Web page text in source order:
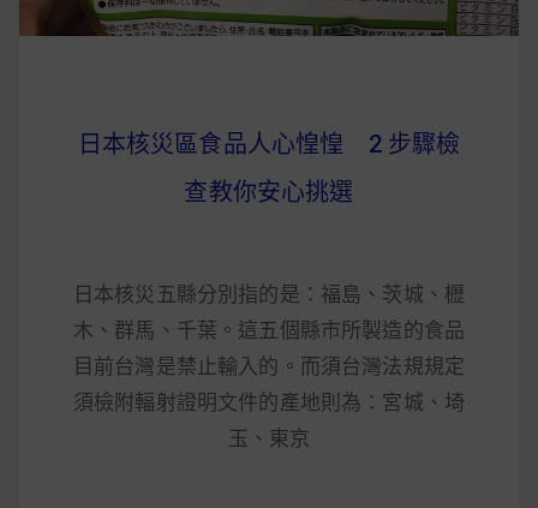
日本核災區食品人心惶惶 2 步驟檢
查教你安心挑選
日本核災五縣分別指的是：福島、茨城、櫪
木、群馬、千葉。這五個縣市所製造的食品
目前台灣是禁止輸入的。而須台灣法規規定
須檢附輻射證明文件的產地則為：宮城、埼
玉、東京